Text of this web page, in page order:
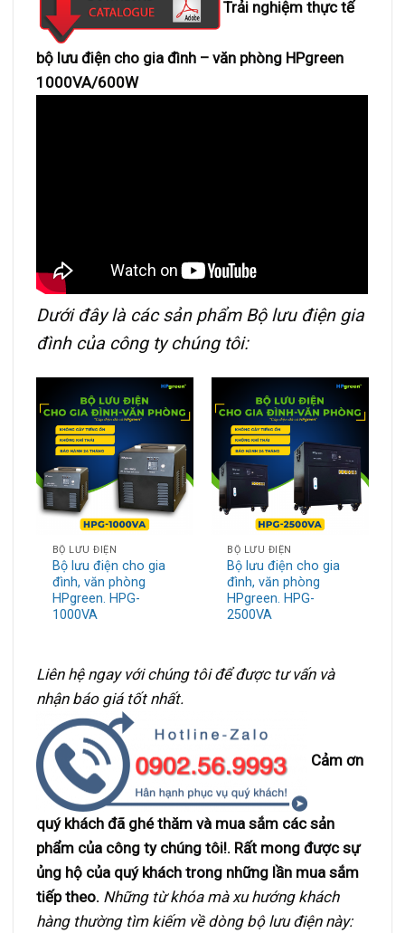
Trải nghiệm thực tế
bộ lưu điện cho gia đình – văn phòng HPgreen
1000VA/600W
Dưới đây là các sản phẩm Bộ lưu điện gia
đình của công ty chúng tôi:
BỘ LƯU ĐIỆN
Bộ lưu điện cho gia
đình, văn phòng
HPgreen. HPG-
1000VA
BỘ LƯU ĐIỆN
Bộ lưu điện cho gia
đình, văn phòng
HPgreen. HPG-
2500VA
Liên hệ ngay với chúng tôi để được tư vấn và
nhận báo giá tốt nhất.
Cảm ơn
quý khách đã ghé thăm và mua sắm các sản
phẩm của công ty chúng tôi!. Rất mong được sự
ủng hộ của quý khách trong những lần mua sắm
tiếp theo. Những từ khóa mà xu hướng khách
hàng thường tìm kiếm về dòng bộ lưu điện này: